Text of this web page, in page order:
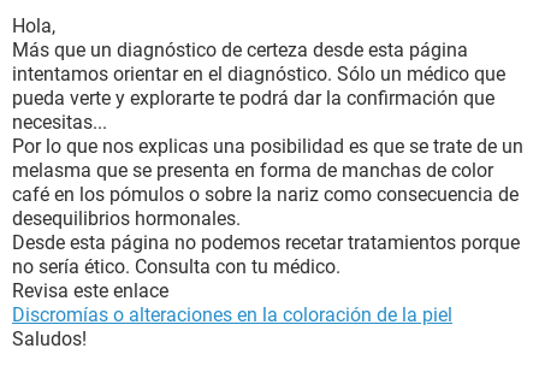
Hola,
Más que un diagnóstico de certeza desde esta página
intentamos orientar en el diagnóstico. Sólo un médico que
pueda verte y explorarte te podrá dar la confirmación que
necesitas...
Por lo que nos explicas una posibilidad es que se trate de un
melasma que se presenta en forma de manchas de color
café en los pómulos o sobre la nariz como consecuencia de
desequilibrios hormonales.
Desde esta página no podemos recetar tratamientos porque
no sería ético. Consulta con tu médico.
Revisa este enlace
Discromías o alteraciones en la coloración de la piel
Saludos!